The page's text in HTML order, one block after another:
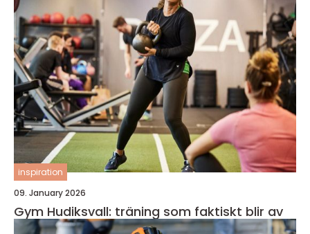
inspiration
09. January 2026
Gym Hudiksvall: träning som faktiskt blir av